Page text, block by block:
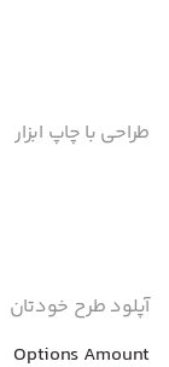
طراحی با چاپ ابزار
آپلود طرح خودتان
Options Amount